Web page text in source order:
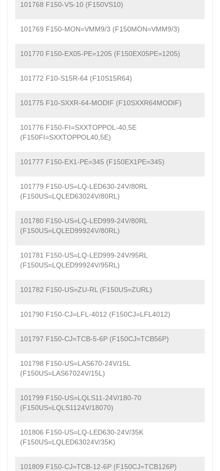
101768 F150-VS-10 (F150VS10)
101769 F150-MON=VMM9/3 (F150MON=VMM9/3)
101770 F150-EX05-PE=1205 (F150EX05PE=1205)
101772 F10-S15R-64 (F10S15R64)
101775 F10-SXXR-64-MODIF (F10SXXR64MODIF)
101776 F150-FI=SXXTOPPOL-40,5E
(F150FI=SXXTOPPOL40,5E)
101777 F150-EX1-PE=345 (F150EX1PE=345)
101779 F150-US=LQ-LED630-24V/80RL
(F150US=LQLED63024V/80RL)
101780 F150-US=LQ-LED999-24V/80RL
(F150US=LQLED99924V/80RL)
101781 F150-US=LQ-LED999-24V/95RL
(F150US=LQLED99924V/95RL)
101782 F150-US=ZU-RL (F150US=ZURL)
101790 F150-CJ=LFL-4012 (F150CJ=LFL4012)
101797 F150-CJ=TCB-5-6P (F150CJ=TCB56P)
101798 F150-US=LAS670-24V/15L
(F150US=LAS67024V/15L)
101799 F150-US=LQLS11-24V/180-70
(F150US=LQLS1124V/18070)
101806 F150-US=LQ-LED630-24V/35K
(F150US=LQLED63024V/35K)
101809 F150-CJ=TCB-12-6P (F150CJ=TCB126P)